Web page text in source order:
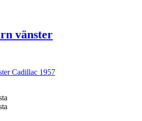
vänster
Cadillac 1957